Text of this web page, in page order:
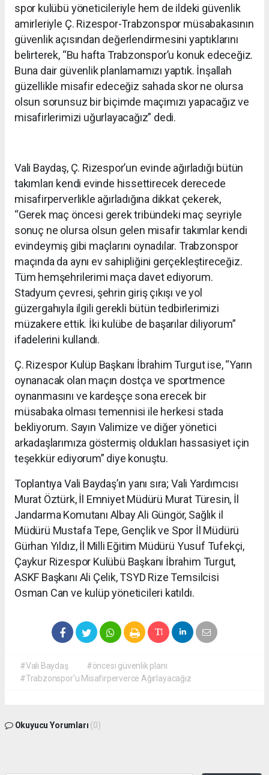
spor kulübü yöneticileriyle hem de ildeki güvenlik
amirleriyle Ç. Rizespor-Trabzonspor müsabakasının
güvenlik açısından değerlendirmesini yaptıklarını
belirterek, “Bu hafta Trabzonspor’u konuk edeceğiz.
Buna dair güvenlik planlamamızı yaptık. İnşallah
güzellikle misafir edeceğiz sahada skor ne olursa
olsun sorunsuz bir biçimde maçımızı yapacağız ve
misafirlerimizi uğurlayacağız” dedi.
Vali Baydaş, Ç. Rizespor’un evinde ağırladığı bütün
takımları kendi evinde hissettirecek derecede
misafirperverlikle ağırladığına dikkat çekerek,
“Gerek maç öncesi gerek tribündeki maç seyriyle
sonuç ne olursa olsun gelen misafir takımlar kendi
evindeymiş gibi maçlarını oynadılar. Trabzonspor
maçında da aynı ev sahipliğini gerçekleştireceğiz.
Tüm hemşehrilerimi maça davet ediyorum.
Stadyum çevresi, şehrin giriş çıkışı ve yol
güzergahıyla ilgili gerekli bütün tedbirlerimizi
müzakere ettik. İki kulübe de başarılar diliyorum”
ifadelerini kullandı.
Ç. Rizespor Kulüp Başkanı İbrahim Turgut ise, “Yarın
oynanacak olan maçın dostça ve sportmence
oynanmasını ve kardeşçe sona erecek bir
müsabaka olması temennisi ile herkesi stada
bekliyorum. Sayın Valimize ve diğer yönetici
arkadaşlarımıza göstermiş oldukları hassasiyet için
teşekkür ediyorum” diye konuştu.
Toplantıya Vali Baydaş’ın yanı sıra; Vali Yardımcısı
Murat Öztürk, İl Emniyet Müdürü Murat Türesin, İl
Jandarma Komutanı Albay Ali Güngör, Sağlık il
Müdürü Mustafa Tepe, Gençlik ve Spor İl Müdürü
Gürhan Yıldız, İl Milli Eğitim Müdürü Yusuf Tufekçi,
Çaykur Rizespor Kulübü Başkanı İbrahim Turgut,
ASKF Başkanı Ali Çelik, TSYD Rize Temsilcisi
Osman Can ve kulüp yöneticileri katıldı.
#Vali Baydaş
#öncesi güvenlik planı
#Trabzonspor'u Misafirperverce Ağırlayacağız
Okuyucu Yorumları (0)